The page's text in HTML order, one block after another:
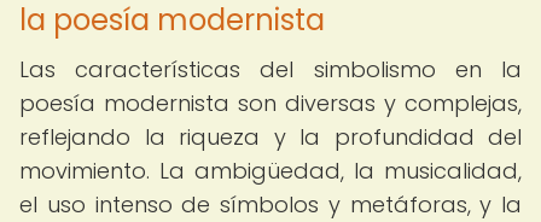
la poesía modernista
Las características del simbolismo en la
poesía modernista son diversas y complejas,
reflejando la riqueza y la profundidad del
movimiento. La ambigüedad, la musicalidad,
el uso intenso de símbolos y metáforas, y la